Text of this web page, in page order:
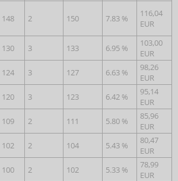
148 2 150 7.83 %
116,04
EUR
130 3 133 6.95 %
103,00
EUR
124 3 127 6.63 %
98,26
EUR
120 3 123 6.42 %
95,14
EUR
109 2 111 5.80 %
85,96
EUR
102 2 104 5.43 %
80,47
EUR
100 2 102 5.33 %
78,99
EUR